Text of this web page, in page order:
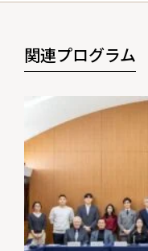
関連プログラム